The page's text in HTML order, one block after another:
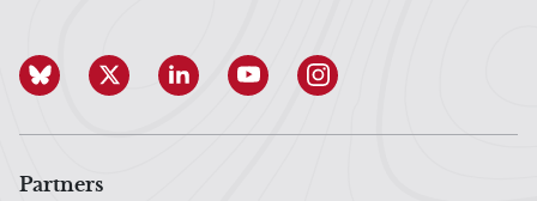
Partners